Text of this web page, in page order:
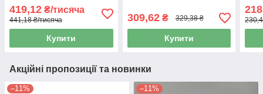
419,12 ₴/тисяча
441,18 ₴/тисяча
Купити
309,62₴ 329,38 ₴
Купити
Акційні пропозиції та новинки
–11% –11%